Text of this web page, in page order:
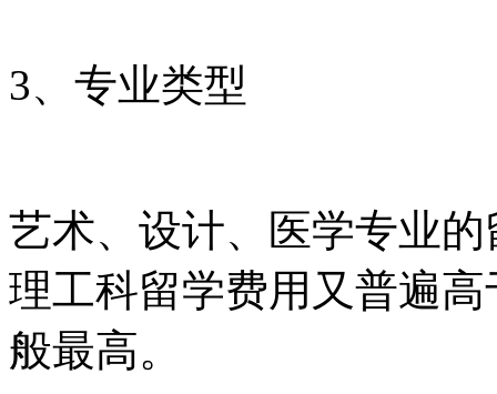
3、专业类型
艺术、设计、医学专业
理工科留学费用又普遍
般最高。